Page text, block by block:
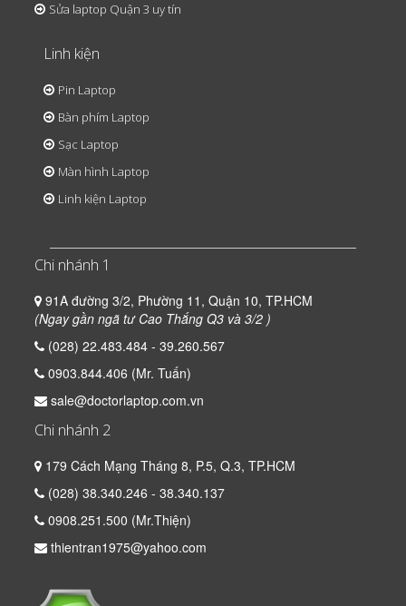
Sửa laptop Quận 3 uy tín
Linh kiện
Pin Laptop
Bàn phím Laptop
Sạc Laptop
Màn hình Laptop
Linh kiện Laptop
Chi nhánh 1
91A đường 3/2, Phường 11, Quận 10, TP.HCM
(Ngay gần ngã tư Cao Thắng Q3 và 3/2 )
(028) 22.483.484 - 39.260.567
0903.844.406 (Mr. Tuấn)
sale@doctorlaptop.com.vn
Chi nhánh 2
179 Cách Mạng Tháng 8, P.5, Q.3, TP.HCM
(028) 38.340.246 - 38.340.137
0908.251.500 (Mr.Thiện)
thientran1975@yahoo.com